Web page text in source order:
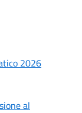
2026
al